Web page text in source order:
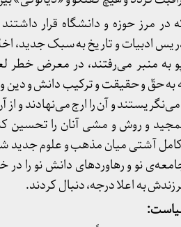
در مرز حوزه و دانشگاه قرار
ادبیات و تاریخ به سبک جدید،
به منبر می‌رفتند، در معرض
به حقّ و حقیقت و ترکیب دانش و دین
و آن را ارج می‌نهادند و
و روش و مشی آنان را تحسین
آشتی میان مذهب و علوم جدید
نو و رهاوردهای دانش نو را
به اعلا درجه‌، دنبال کردند.